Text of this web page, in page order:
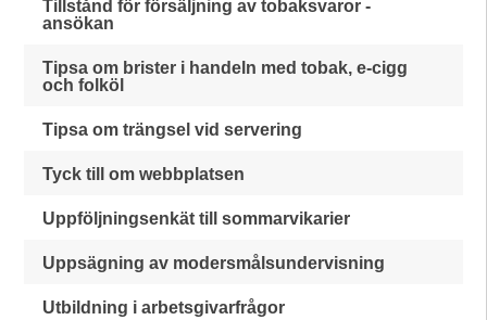
Tillstånd för försäljning av tobaksvaror -
ansökan
Tipsa om brister i handeln med tobak, e-cigg
och folköl
Tipsa om trängsel vid servering
Tyck till om webbplatsen
Uppföljningsenkät till sommarvikarier
Uppsägning av modersmålsundervisning
Utbildning i arbetsgivarfrågor